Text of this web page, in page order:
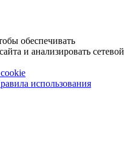
обеспечивать
и анализировать сетевой
использования